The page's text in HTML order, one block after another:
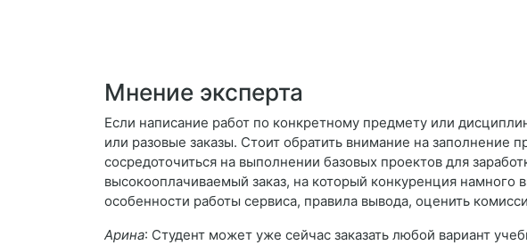
Мнение эксперта
Если написание работ по конкретному предмету или
или разовые заказы. Стоит обратить внимание на
сосредоточиться на выполнении базовых проектов для
высокооплачиваемый заказ, на который конкуренция
особенности работы сервиса, правила вывода, оценить
Арина: Студент может уже сейчас заказать любой вариант